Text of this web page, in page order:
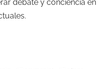
debate y conciencia en